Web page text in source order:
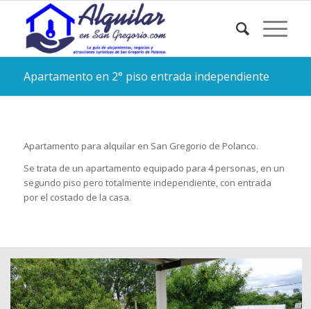
Apartamento en 2° piso entrada independiente
Apartamento para alquilar en San Gregorio de Polanco.
Se trata de un apartamento equipado para 4 personas, en un
segundo piso pero totalmente independiente, con entrada
por el costado de la casa.